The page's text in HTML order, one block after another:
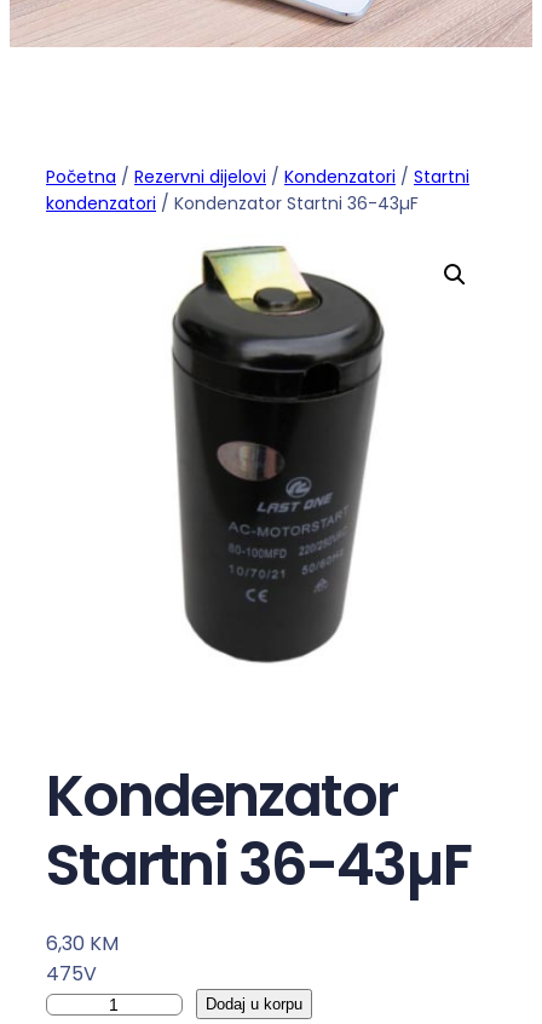
Početna / Rezervni dijelovi / Kondenzatori / Startni
kondenzatori / Kondenzator Startni 36-43µF
Kondenzator
Startni 36-43µF
6,30 KM
475V
K
Dodaj u korpu